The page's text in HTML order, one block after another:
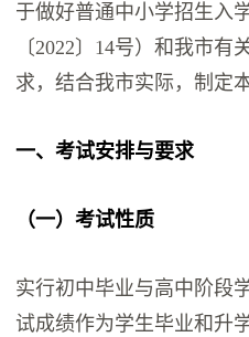
于做好普通中小学招生入
〔2022〕14号）和我市
求，结合我市实际，制定
一、考试安排与要求
（一）考试性质
实行初中毕业与高中阶段
试成绩作为学生毕业和升